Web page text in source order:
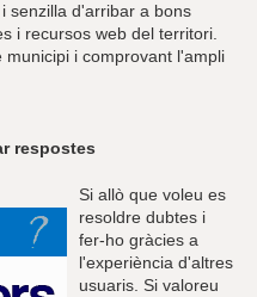
senzilla d'arribar a bons
i recursos web del territori.
i comprovant l'ampli
respostes
Si allò que voleu es
resoldre dubtes i
fer-ho gràcies a
l'experiència d'altres
usuaris. Si valoreu